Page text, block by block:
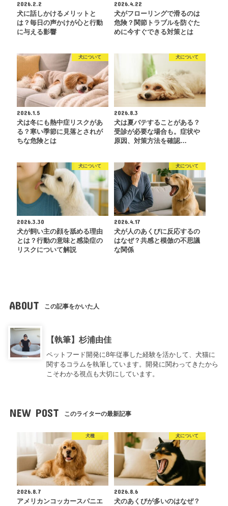
2026.2.2
犬に話しかけるメリットと
は？毎日の声かけが心と行動
に与える影響
2026.4.22
犬がフローリングで滑るのは
危険？関節トラブルを防ぐた
めに今すぐできる対策とは
犬について
2026.1.5
犬は冬にも熱中症リスクがあ
る？寒い季節に見落とされが
ちな危険とは
犬について
2026.8.3
犬は夏バテすることがある？
受診が必要な場合も。症状や
原因、対策方法を確認…
犬について
2026.3.30
犬が飼い主の顔を舐める理由
とは？行動の意味と感染症の
リスクについて解説
犬について
2026.4.17
犬が人のあくびに反応するの
はなぜ？共感と模倣の不思議
な関係
ABOUT この記事をかいた人
【執筆】杉浦由佳
ペットフード開発に8年従事した経験を活かして、犬猫に
関するコラムを執筆しています。開発に関わってきたから
こそわかる視点も大切にしています。
NEW POST このライターの最新記事
犬種
2026.8.7
アメリカンコッカースパニエ
犬について
2026.8.6
犬のあくびが多いのはなぜ？